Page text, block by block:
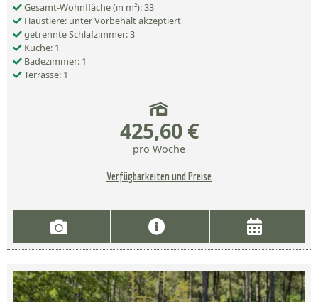
Gesamt-Wohnfläche (in m²): 33
Haustiere: unter Vorbehalt akzeptiert
getrennte Schlafzimmer: 3
Küche: 1
Badezimmer: 1
Terrasse: 1
425,60 €
pro Woche
Verfügbarkeiten und Preise